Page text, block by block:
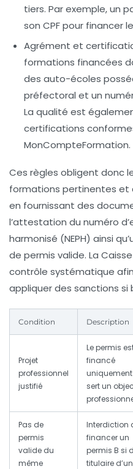
tiers. Par exemple, un
son CPF pour financer
Agrément et
formations financées
des auto-écoles
préfectoral et un
La qualité est
certifications
MonCompteFormation.
Ces règles obligent donc
formations pertinentes et
en fournissant des
l’attestation du numéro
harmonisé (NEPH) ainsi
de permis valide. La
contrôle systématique
appliquer des sanctions si
Condition Description
Projet
professionnel
justifié
Le permis
financé
uniquement
sert un
Pas de
permis
valide du
même
Interdiction
financer un
permis B si
titulaire d’un